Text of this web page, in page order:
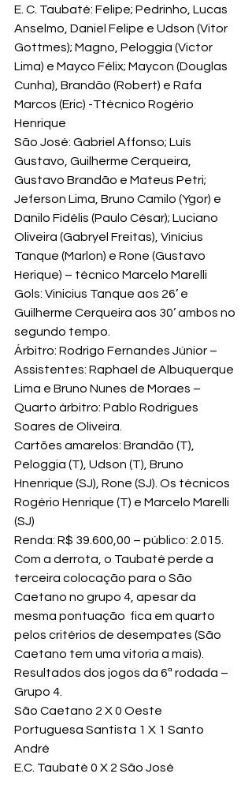
E. C. Taubaté: Felipe; Pedrinho, Lucas
Anselmo, Daniel Felipe e Udson (Vitor
Gottmes); Magno, Peloggia (Victor
Lima) e Mayco Félix; Maycon (Douglas
Cunha), Brandão (Robert) e Rafa
Marcos (Eric) -Ttécnico Rogério
Henrique
São José: Gabriel Affonso; Luís
Gustavo, Guilherme Cerqueira,
Gustavo Brandão e Mateus Petri;
Jeferson Lima, Bruno Camilo (Ygor) e
Danilo Fidélis (Paulo César); Luciano
Oliveira (Gabryel Freitas), Vinícius
Tanque (Marlon) e Rone (Gustavo
Herique) – técnico Marcelo Marelli
Gols: Vinicius Tanque aos 26’ e
Guilherme Cerqueira aos 30’ ambos no
segundo tempo.
Árbitro: Rodrigo Fernandes Júnior –
Assistentes: Raphael de Albuquerque
Lima e Bruno Nunes de Moraes –
Quarto árbitro: Pablo Rodrigues
Soares de Oliveira.
Cartões amarelos: Brandão (T),
Peloggia (T), Udson (T), Bruno
Hnenrique (SJ), Rone (SJ). Os técnicos
Rogério Henrique (T) e Marcelo Marelli
(SJ)
Renda: R$ 39.600,00 – público: 2.015.
Com a derrota, o Taubaté perde a
terceira colocação para o São
Caetano no grupo 4, apesar da
mesma pontuação  fica em quarto
pelos critérios de desempates (São
Caetano tem uma vitoria a mais).
Resultados dos jogos da 6ª rodada –
Grupo 4.
São Caetano 2 X 0 Oeste
Portuguesa Santista 1 X 1 Santo
André
E.C. Taubaté 0 X 2 São José